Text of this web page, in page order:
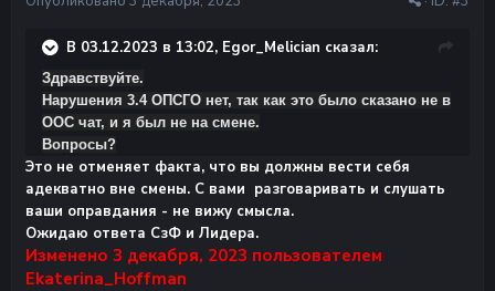
В 03.12.2023 в 13:02, Egor_Melician сказал:
Здравствуйте.
Нарушения 3.4 ОПСГО нет, так как это было сказано не в
ООС чат, и я был не на смене.
Вопросы?
Это не отменяет факта, что вы должны вести себя
адекватно вне смены. С вами разговаривать и слушать
ваши оправдания - не вижу смысла.
Ожидаю ответа СзФ и Лидера.
Изменено 3 декабря, 2023 пользователем
Ekaterina_Hoffman